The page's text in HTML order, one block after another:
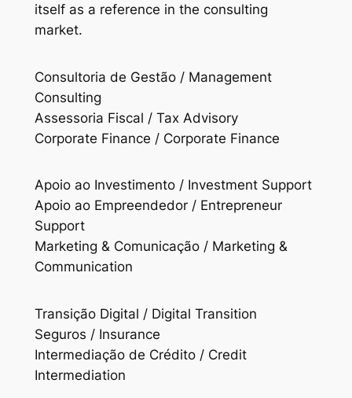
itself as a reference in the consulting
market.
Consultoria de Gestão / Management
Consulting
Assessoria Fiscal / Tax Advisory
Corporate Finance / Corporate Finance
Apoio ao Investimento / Investment Support
Apoio ao Empreendedor / Entrepreneur
Support
Marketing & Comunicação / Marketing &
Communication
Transição Digital / Digital Transition
Seguros / Insurance
Intermediação de Crédito / Credit
Intermediation